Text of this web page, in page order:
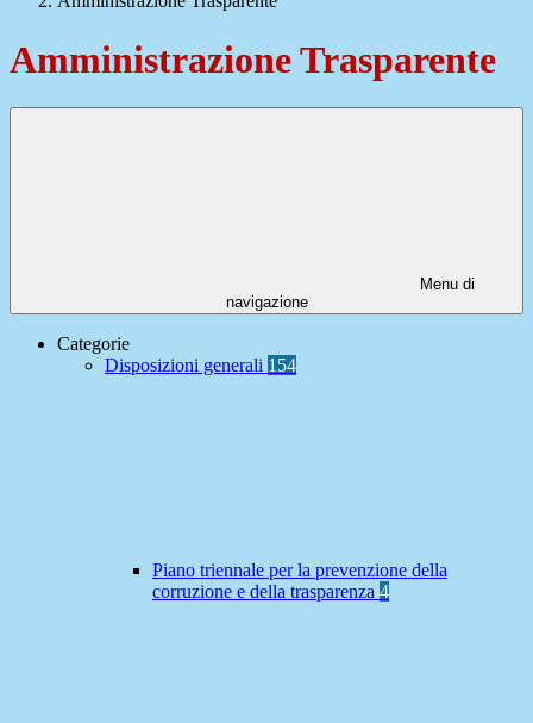
Amministrazione Trasparente
Menu di
navigazione
Categorie
Disposizioni generali 154
Piano triennale per la prevenzione della
corruzione e della trasparenza 4